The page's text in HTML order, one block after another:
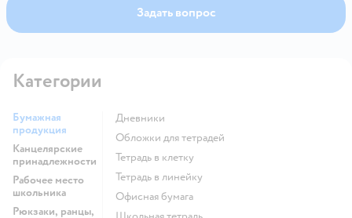
Задать вопрос
Категории
Бумажная
продукция
Канцелярские
принадлежности
Рабочее место
школьника
Рюкзаки, ранцы,
Дневники
Обложки для тетрадей
Тетрадь в клетку
Тетрадь в линейку
Офисная бумага